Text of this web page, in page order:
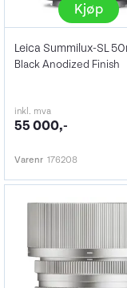
Kjøp
Black Anodized Finish
inkl. mva
55 000,-
Varenr 176208